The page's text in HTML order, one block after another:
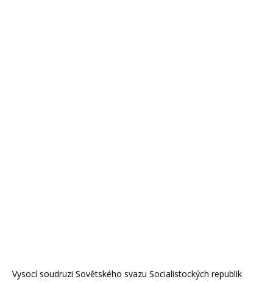
Vysocí soudruzi Sovětského svazu Socialistockých republik